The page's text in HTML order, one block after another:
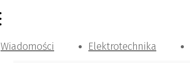
Wiadomości Elektrotechnika